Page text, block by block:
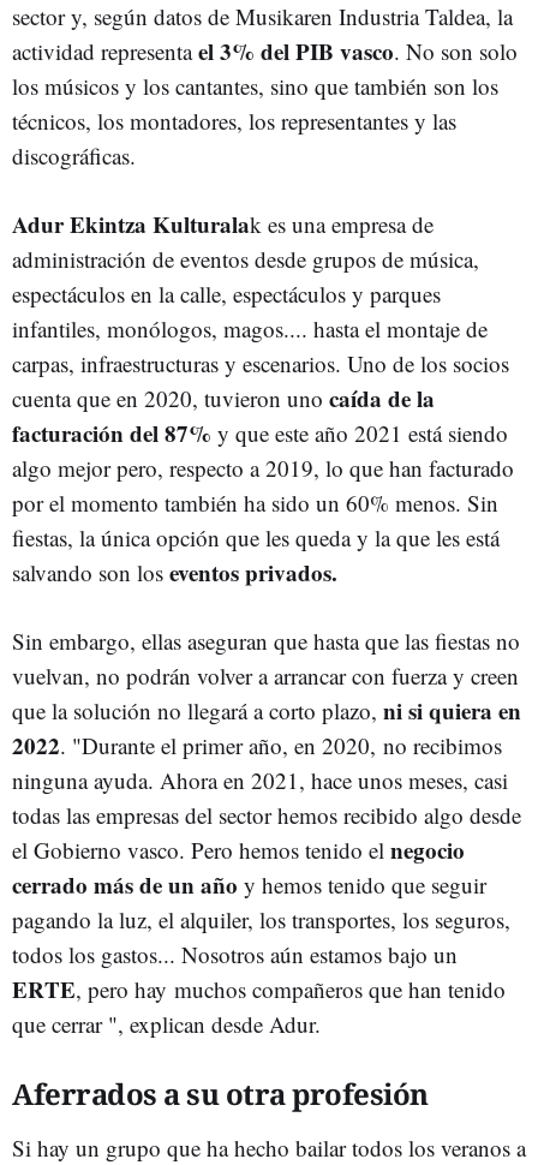
sector y, según datos de Musikaren Industria Taldea, la
actividad representael 3% del PIB vasco. No son solo
los músicos y los cantantes, sino que también son los
técnicos, los montadores, los representantes y las
discográficas.
Adur Ekintza Kulturalak es una empresa de
administración de eventos desde grupos de música,
espectáculos en la calle, espectáculos y parques
infantiles, monólogos, magos.... hasta el montaje de
carpas, infraestructuras y escenarios. Uno de los socios
cuenta que en 2020, tuvieron uno caída de la
facturación del 87% y que este año 2021 está siendo
algo mejor pero, respecto a 2019, lo que han facturado
por el momento también ha sido un 60% menos. Sin
fiestas, la única opción que les queda y la que les está
salvando son los eventos privados.
Sin embargo, ellas aseguran que hasta que las fiestas no
vuelvan, no podrán volver a arrancar con fuerza y creen
que la solución no llegará a corto plazo, ni si quiera en
2022. "Durante el primer año, en 2020, no recibimos
ninguna ayuda. Ahora en 2021, hace unos meses, casi
todas las empresas del sector hemos recibido algo desde
el Gobierno vasco. Pero hemos tenido el negocio
cerrado más de un año y hemos tenido que seguir
pagando la luz, el alquiler, los transportes, los seguros,
todos los gastos... Nosotros aún estamos bajo un
ERTE, pero hay muchos compañeros que han tenido
que cerrar ", explican desde Adur.
Aferrados a su otra profesión
Si hay un grupo que ha hecho bailar todos los veranos a